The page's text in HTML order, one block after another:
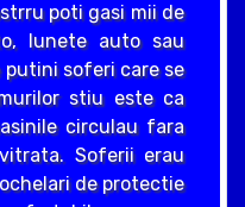
poti gasi mii de
lunete auto sau
putini soferi care se
stiu este ca
circulau fara
Soferii erau
de protectie